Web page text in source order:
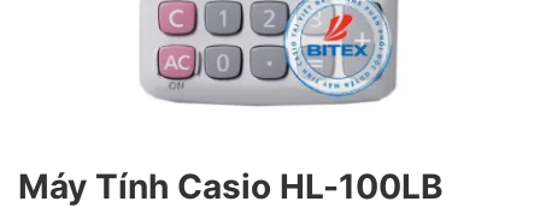
Máy Tính Casio HL-100LB